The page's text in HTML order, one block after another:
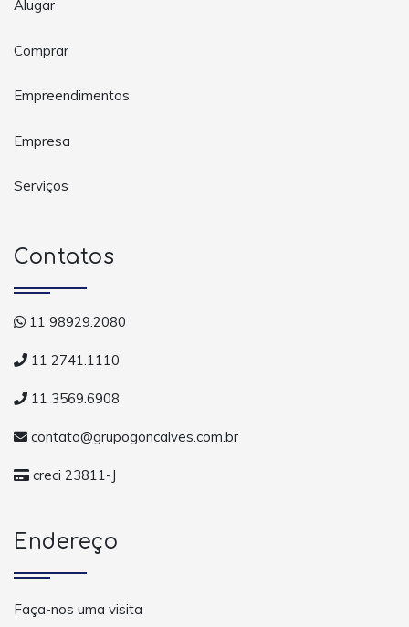
Alugar
Comprar
Empreendimentos
Empresa
Serviços
Contatos
11 98929.2080
11 2741.1110
11 3569.6908
contato@grupogoncalves.com.br
creci 23811-J
Endereço
Faça-nos uma visita